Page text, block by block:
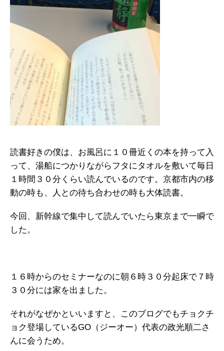
読書好きの僕は、お風呂に１０冊近くの本を持って入
って、湯船につかりながらフタにタオルを敷いて毎日
１時間３０分くらい読んでいるのです。京都市内の移
動の時も、人との待ち合わせの時も大体読書。
今回、新幹線で集中して読んでいたら東京まで一瞬で
した。
１６時からのセミナーなのに朝６時３０分起床で７時
３０分には家を出ました。
それがなぜかといいますと、このブログでもチョクチ
ョク登場しているGO（ジーオー）代表の政光順二さ
んに会うため。